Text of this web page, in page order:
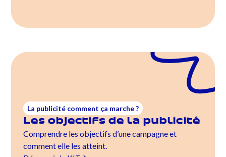
La publicité comment ça marche ?
Les objectifs de la publicité
Comprendre les objectifs d’une campagne et
comment elle les atteint.